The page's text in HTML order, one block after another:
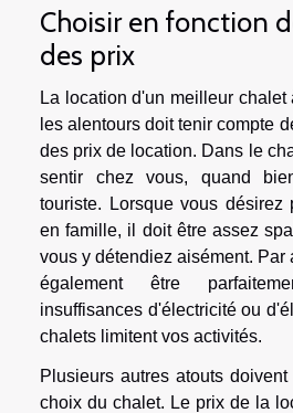
Choisir en fonction
des prix
La location d'un meilleur
les alentours doit tenir compte
des prix de location. Dans le
sentir chez vous, quand
touriste. Lorsque vous désirez
en famille, il doit être assez
vous y détendiez aisément. Par
également être
insuffisances d'électricité ou
chalets limitent vos activités.
Plusieurs autres atouts
choix du chalet. Le prix de la